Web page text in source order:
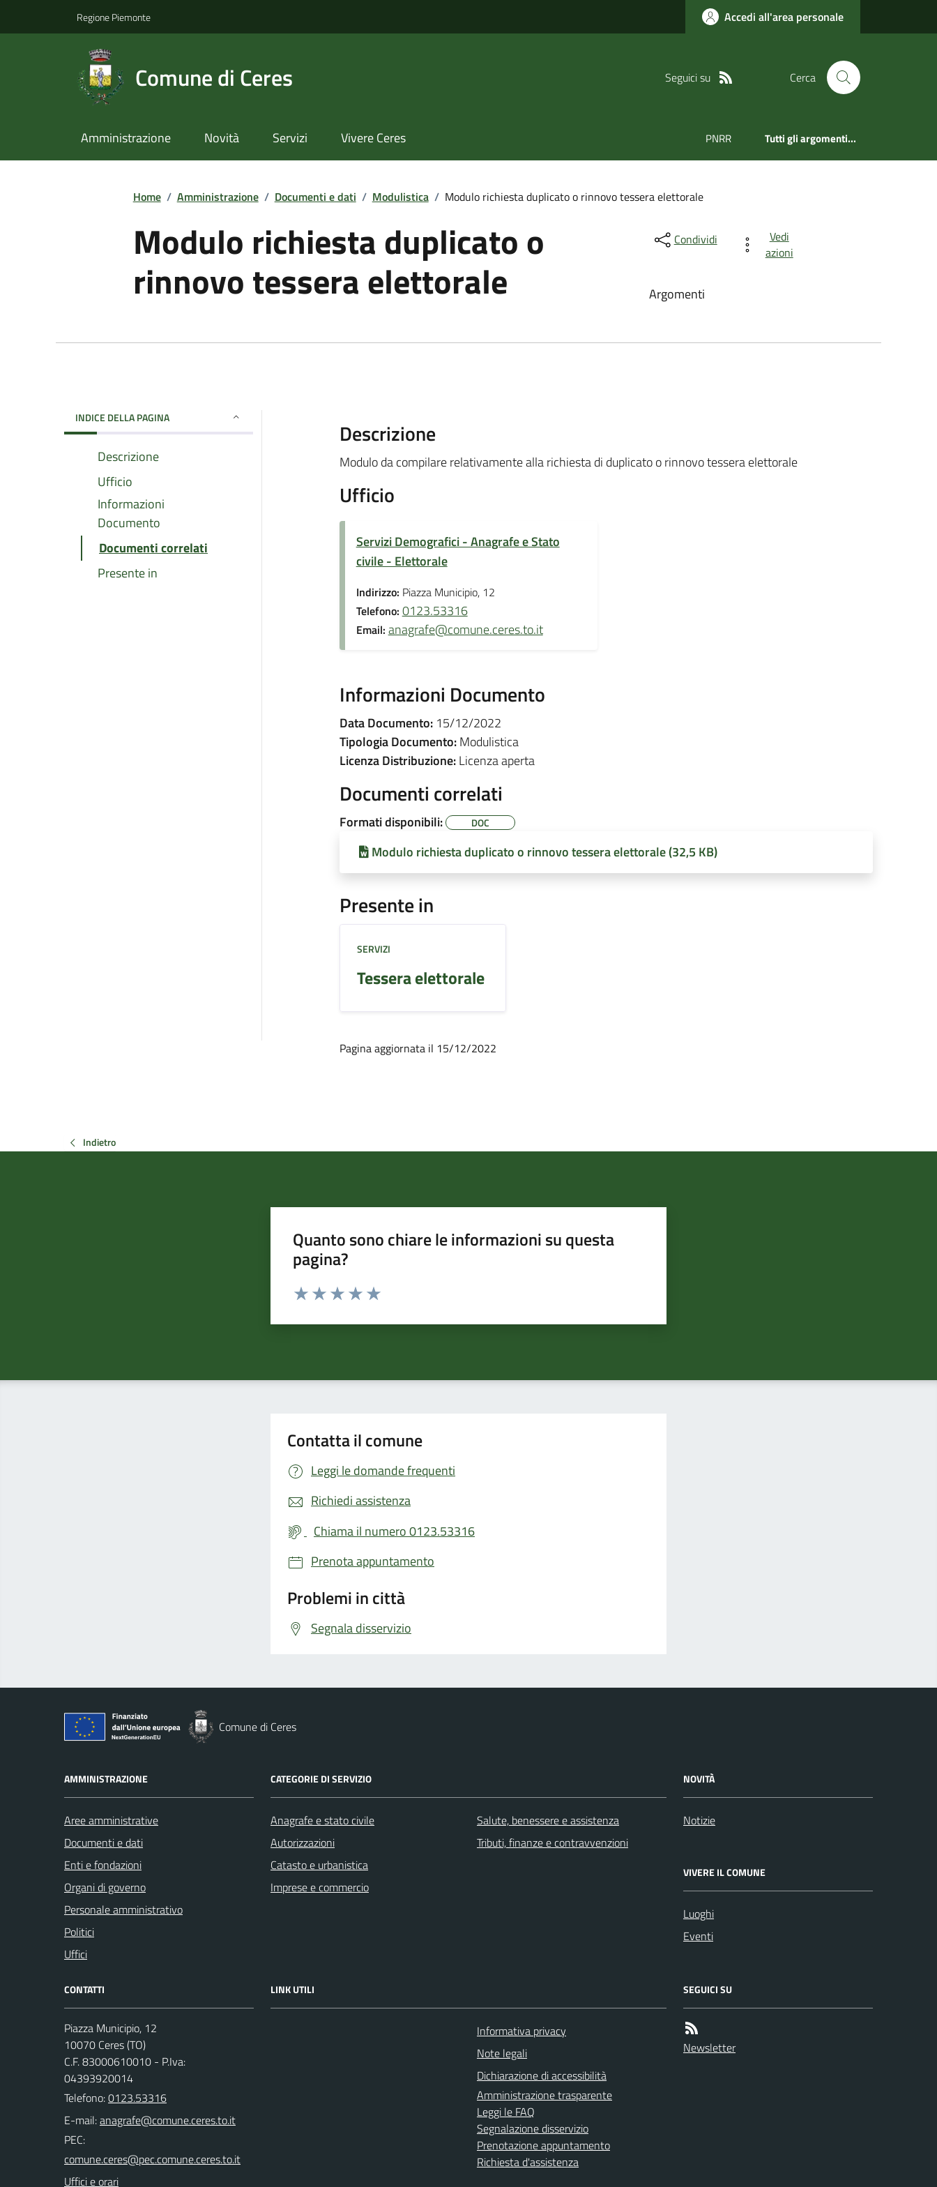
Regione Piemonte Accedi all'area personale
Comune di Ceres Seguici su Cerca
Amministrazione Novità Servizi Vivere Ceres PNRR Tutti gli argomenti...
Home / Amministrazione / Documenti e dati / Modulistica / Modulo richiesta duplicato o rinnovo tessera elettorale
Modulo richiesta duplicato o
rinnovo tessera elettorale
Condividi
Vedi
azioni
Argomenti
INDICE DELLA PAGINA
Descrizione
Ufficio
Informazioni
Documento
Documenti correlati
Presente in
Descrizione
Modulo da compilare relativamente alla richiesta di duplicato o rinnovo tessera elettorale
Ufficio
Servizi Demografici - Anagrafe e Stato
civile - Elettorale
Indirizzo: Piazza Municipio, 12
Telefono: 0123.53316
Email: anagrafe@comune.ceres.to.it
Informazioni Documento
Data Documento:15/12/2022
Tipologia Documento:Modulistica
Licenza Distribuzione:Licenza aperta
Documenti correlati
Formati disponibili: DOC
Modulo richiesta duplicato o rinnovo tessera elettorale (32,5 KB)
Presente in
SERVIZI
Tessera elettorale
Pagina aggiornata il 15/12/2022
Indietro
Quanto sono chiare le informazioni su questa
pagina?
Valuta da 1 a 5 stelle la pagina
Contatta il comune
Leggi le domande frequenti
Richiedi assistenza
Chiama il numero 0123.53316
Prenota appuntamento
Problemi in città
Segnala disservizio
Comune di Ceres
AMMINISTRAZIONE
Aree amministrative
Documenti e dati
Enti e fondazioni
Organi di governo
Personale amministrativo
Politici
Uffici
CATEGORIE DI SERVIZIO
Anagrafe e stato civile
Autorizzazioni
Catasto e urbanistica
Imprese e commercio
Salute, benessere e assistenza
Tributi, finanze e contravvenzioni
NOVITÀ
Notizie
VIVERE IL COMUNE
Luoghi
Eventi
CONTATTI
Piazza Municipio, 12
10070 Ceres (TO)
C.F. 83000610010 - P.Iva:
04393920014
Telefono:0123.53316
E-mail:
PEC:
Uffici e orari
LINK UTILI
Informativa privacy
Note legali
Dichiarazione di accessibilità
Amministrazione trasparente
Leggi le FAQ
Segnalazione disservizio
Prenotazione appuntamento
Richiesta d'assistenza
SEGUICI SU
Newsletter